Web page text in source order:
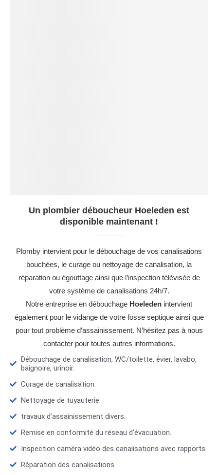
Un plombier déboucheur Hoeleden est
disponible maintenant !
Plomby intervient pour le débouchage de vos canalisations
bouchées, le curage ou nettoyage de canalisation, la
réparation ou égouttage ainsi que l’inspection télévisée de
votre système de canalisations 24h/7.
Notre entreprise en débouchage Hoeleden intervient
également pour le vidange de votre fosse septique ainsi que
pour tout problème d’assainissement. N’hésitez pas à nous
contacter pour toutes autres informations.
Débouchage de canalisation, WC/toilette, évier, lavabo,
baignoire, urinoir.
Curage de canalisation.
Nettoyage de tuyauterie.
travaux d’assainissement divers.
Remise en conformité du réseau d'évacuation.
Inspection caméra vidéo des canalisations avec rapports.
Réparation des canalisations.